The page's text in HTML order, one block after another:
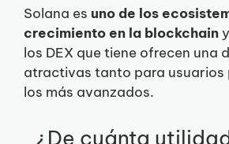
Solana es uno de los
crecimiento en la blockchain
los DEX que tiene ofrecen una
atractivas tanto para
los más avanzados.
¿De cuánta